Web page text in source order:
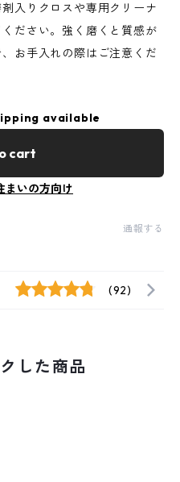
入りクロスや専用クリーナ
ださい。強く磨くと質感が
お手入れの際はご注意くだ
available
cart
まいの方向け
通報する
(92)
した商品